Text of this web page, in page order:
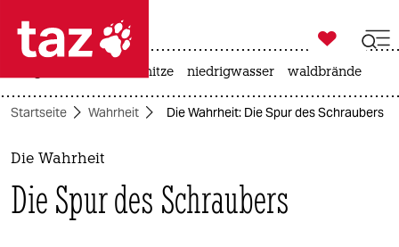
 taz zahl ich
taz zahl ich
themen
politik

taz zahl ich
hitze niedrigwasser waldbrände
Startseite Wahrheit Die Wahrheit: Die Spur des Schraubers
Die Wahrheit
Die Spur des Schraubers